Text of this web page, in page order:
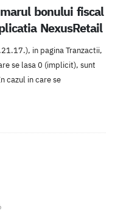
bonului fiscal
NexusRetail
in pagina Tranzactii,
se lasa 0 (implicit), sunt
cazul in care se